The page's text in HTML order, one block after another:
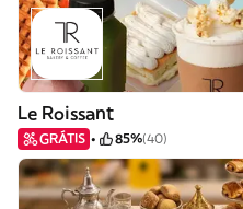
Le Roissant
GRÁTIS 85%(40)